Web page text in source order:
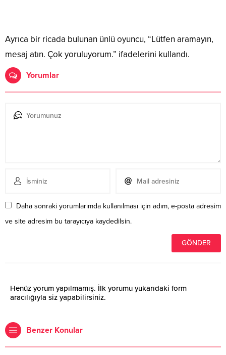
Ayrıca bir ricada bulunan ünlü oyuncu, “Lütfen aramayın,
mesaj atın. Çok yoruluyorum.” ifadelerini kullandı.
Yorumlar
Daha sonraki yorumlarımda kullanılması için adım, e-posta adresim
ve site adresim bu tarayıcıya kaydedilsin.
Henüz yorum yapılmamış. İlk yorumu yukarıdaki form
aracılığıyla siz yapabilirsiniz.
Benzer Konular